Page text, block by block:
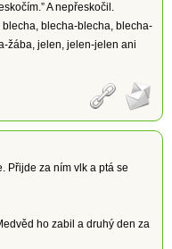
A nepřeskočil.
blecha, blecha-blecha, blecha-
žába, jelen, jelen-jelen ani
Přijde za ním vlk a ptá se
ho zabil a druhý den za